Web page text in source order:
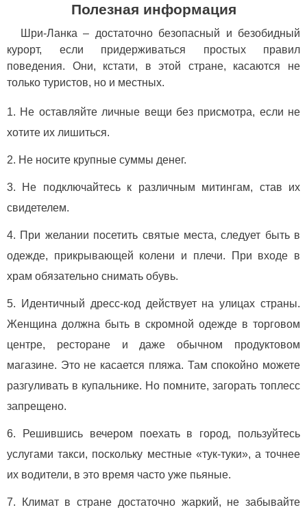
Полезная информация
Шри-Ланка – достаточно безопасный и безобидный
курорт, если придерживаться простых правил
поведения. Они, кстати, в этой стране, касаются не
только туристов, но и местных.
Не оставляйте личные вещи без присмотра, если не
хотите их лишиться.
Не носите крупные суммы денег.
Не подключайтесь к различным митингам, став их
свидетелем.
При желании посетить святые места, следует быть в
одежде, прикрывающей колени и плечи. При входе в
храм обязательно снимать обувь.
Идентичный дресс-код действует на улицах страны.
Женщина должна быть в скромной одежде в торговом
центре, ресторане и даже обычном продуктовом
магазине. Это не касается пляжа. Там спокойно можете
разгуливать в купальнике. Но помните, загорать топлесс
запрещено.
Решившись вечером поехать в город, пользуйтесь
услугами такси, поскольку местные «тук-туки», а точнее
их водители, в это время часто уже пьяные.
Климат в стране достаточно жаркий, не забывайте